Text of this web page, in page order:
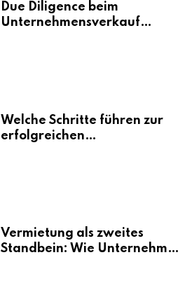
Due Diligence beim
Unternehmensverkauf
Welche Schritte führen zur
erfolgreichen
Vermietung als zweites
Standbein: Wie Unternehmen